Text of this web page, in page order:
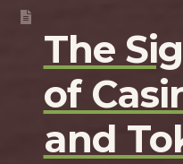
The
of
and